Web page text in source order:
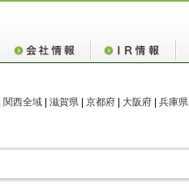
関西全域 滋賀県 京都府 大阪府 兵庫県